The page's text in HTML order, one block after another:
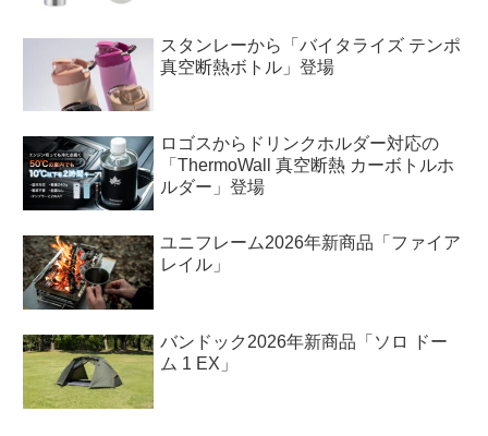
スタンレーから「バイタライズ テンポ
真空断熱ボトル」登場
ロゴスからドリンクホルダー対応の
「ThermoWall 真空断熱 カーボトルホ
ルダー」登場
ユニフレーム2026年新商品「ファイア
レイル」
バンドック2026年新商品「ソロ ドー
ム 1 EX」